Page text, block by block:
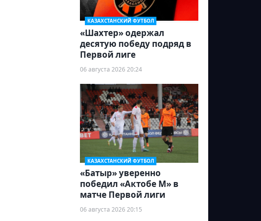
КАЗАХСТАНСКИЙ ФУТБОЛ
«Шахтер» одержал
десятую победу подряд в
Первой лиге
06 августа 2026 20:24
КАЗАХСТАНСКИЙ ФУТБОЛ
«Батыр» уверенно
победил «Актобе М» в
матче Первой лиги
06 августа 2026 20:15